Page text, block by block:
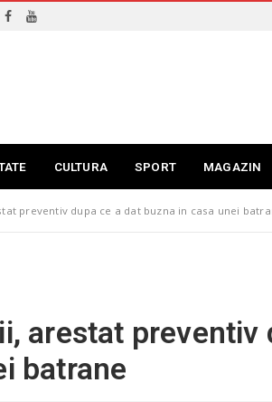
CULTURA SPORT MAGAZIN
preventiv dupa ce a dat buzna in casa unei
arestat preventiv
batrane